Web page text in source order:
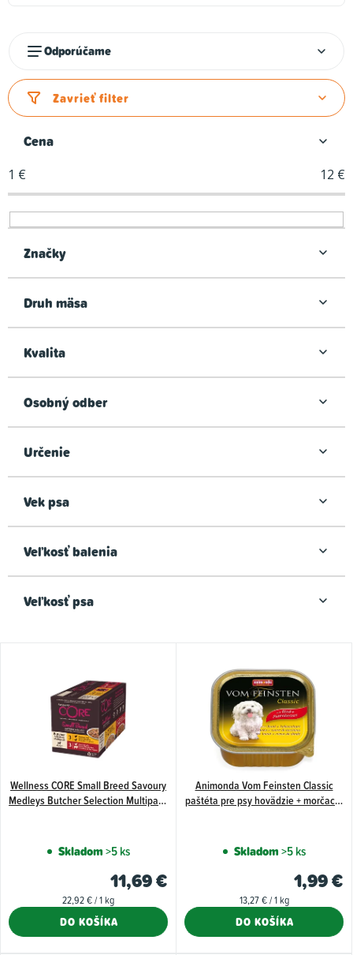
d
e
i
e
p
r
d
k
o
Odporúčame
Zavrieť filter
Cena
1 € 12 €
Značky
Druh mäsa
Kvalita
Osobný odber
Určenie
Vek psa
Veľkosť balenia
Veľkosť psa
r
t
o
Wellness CORE Small Breed Savoury
Medleys Butcher Selection Multipack
Skladom>5 ks
11,69 €
Jednotková
22,92 € / 1 kg
DO KOŠÍKA
Animonda Vom Feinsten Classic
paštéta pre psy hovädzie + morčacie
Skladom>5 ks
1,99 €
Jednotková
13,27 € / 1 kg
DO KOŠÍKA